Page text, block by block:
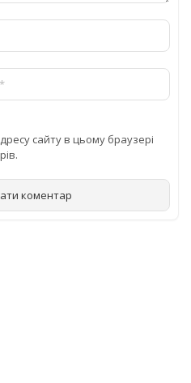
сайту в цьому браузері